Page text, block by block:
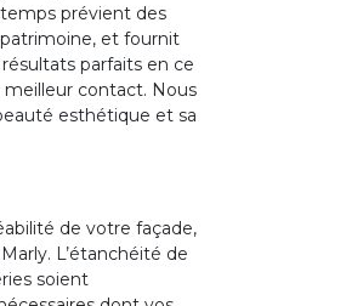
prévient des
et fournit
parfaits en ce
meilleur contact. Nous
esthétique et sa
de votre façade,
L’étanchéité de
soient